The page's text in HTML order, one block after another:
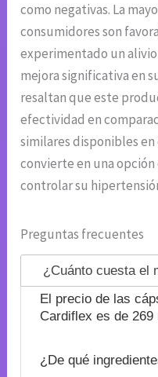
como negativas. La
consumidores son
experimentado un
mejora significativa en
resaltan que este
efectividad en
similares disponibles
convierte en una
controlar su
Preguntas frecuentes
¿Cuánto cuesta el
El precio de las
Cardiflex es de
¿De qué